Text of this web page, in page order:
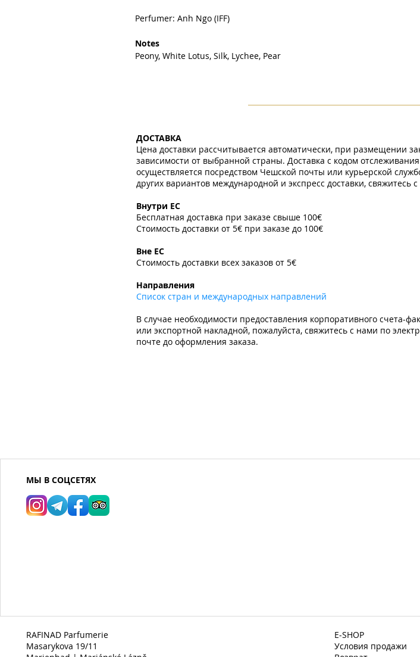
Perfumer: Anh Ngo (IFF)
Notes
Peony, White Lotus, Silk, Lychee, Pear
ДОСТАВКА
Цена доставки рассчитывается автоматически, при размещении
зависимости от выбранной страны. Доставка с кодом отслеживания
осуществляется посредством Чешской почты или курьерской
других вариантов международной и экспресс доставки, свяжитесь
Внутри ЕС
Бесплатная доставка при заказе свыше 100€
Стоимость доставки от 5€ при заказе до 100€
Вне ЕС
Стоимость доставки всех заказов от 5€
Направления
Список стран и международных направлений
В случае необходимости предоставления корпоративного счета-
или экспортной накладной, пожалуйста, свяжитесь с нами по
почте до оформления заказа.
МЫ В СОЦСЕТЯХ
RAFINAD Parfumerie
Masarykova 19/11
E-SHOP
Условия продажи